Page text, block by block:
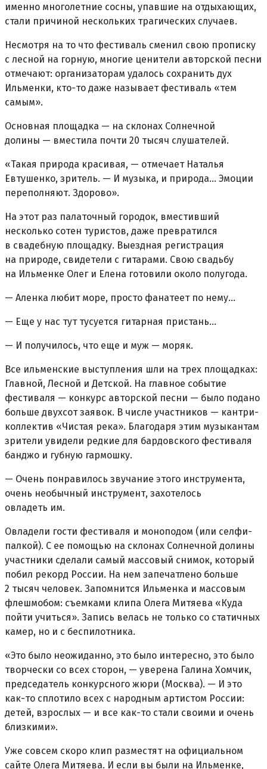
именно многолетние сосны, упавшие на отдыхающих,
стали причиной нескольких трагических случаев.
Несмотря на то что фестиваль сменил свою прописку
с лесной на горную, многие ценители авторской песни
отмечают: организаторам удалось сохранить дух
Ильменки, кто-то даже называет фестиваль «тем
самым».
Основная площадка — на склонах Солнечной
долины — вместила почти 20 тысяч слушателей.
«Такая природа красивая, — отмечает Наталья
Евтушенко, зритель. — И музыка, и природа... Эмоции
переполняют. Здорово».
На этот раз палаточный городок, вместивший
несколько сотен туристов, даже превратился
в свадебную площадку. Выездная регистрация
на природе, свидетели с гитарами. Свою свадьбу
на Ильменке Олег и Елена готовили около полугода.
— Аленка любит море, просто фанатеет по нему...
— Еще у нас тут тусуется гитарная пристань...
— И получилось, что еще и муж — моряк.
Все ильменские выступления шли на трех площадках:
Главной, Лесной и Детской. На главное событие
фестиваля — конкурс авторской песни — было подано
больше двухсот заявок. В числе участников — кантри-
коллектив «Чистая река». Благодаря этим музыкантам
зрители увидели редкие для бардовского фестиваля
банджо и губную гармошку.
— Очень понравилось звучание этого инструмента,
очень необычный инструмент, захотелось
овладеть им.
Овладели гости фестиваля и моноподом (или селфи-
палкой). С ее помощью на склонах Солнечной долины
участники сделали самый массовый снимок, который
побил рекорд России. На нем запечатлено больше
2 тысяч человек. Запомнится Ильменка и массовым
флешмобом: съемками клипа Олега Митяева «Куда
пойти учиться». Запись велась не только со статичных
камер, но и с беспилотника.
«Это было неожиданно, это было интересно, это было
творчески со всех сторон, — уверена Галина Хомчик,
председатель конкурсного жюри (Москва). — И это
как-то сплотило всех с народным артистом России:
детей, взрослых — и все как-то стали своими и очень
близкими».
Уже совсем скоро клип разместят на официальном
сайте Олега Митяева. И если вы были на Ильменке,